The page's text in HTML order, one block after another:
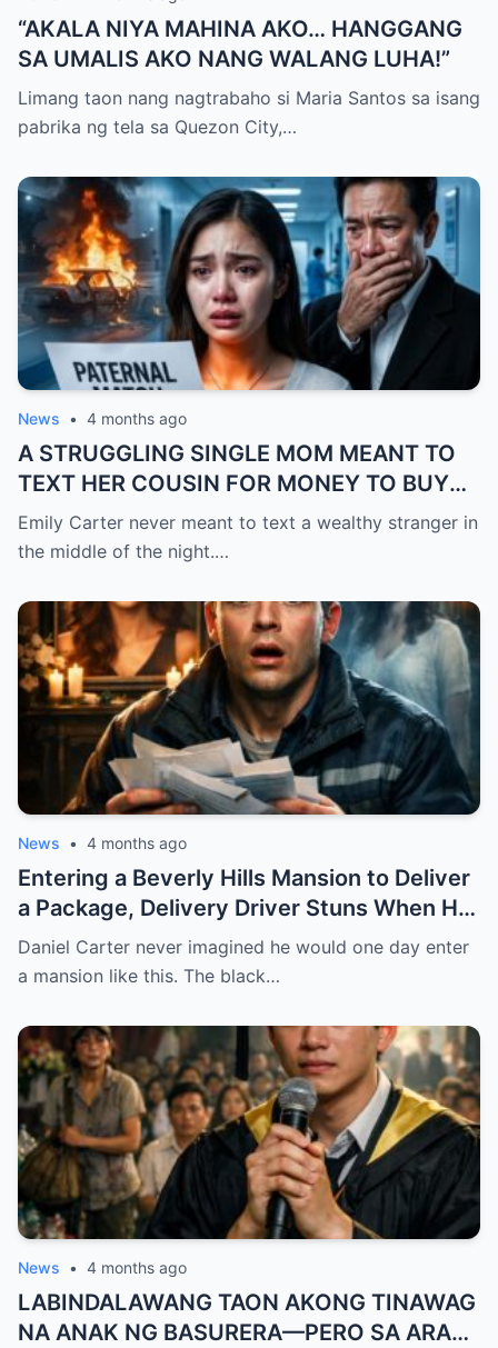
“AKALA NIYA MAHINA AKO… HANGGANG
SA UMALIS AKO NANG WALANG LUHA!”
Limang taon nang nagtrabaho si Maria Santos sa isang
pabrika ng tela sa Quezon City,…
News • 4 months ago
A STRUGGLING SINGLE MOM MEANT TO
TEXT HER COUSIN FOR MONEY TO BUY
FEVER MEDICINE FOR HER 4-YEAR-OLD
SON… BUT SHE SENT IT TO A BILLIONAIRE
AT HER DOOR, A FADED NECKLACE
AROUND HER NECK MADE HIS WORLD
STOP.
Emily Carter never meant to text a wealthy stranger in
the middle of the night.…
News • 4 months ago
Entering a Beverly Hills Mansion to Deliver
a Package, Delivery Driver Stuns When He
Sees a Photo That Looks Just Like His Wife
— A Terrifying Secret Is Revealed…
Daniel Carter never imagined he would one day enter
a mansion like this. The black…
News • 4 months ago
LABINDALAWANG TAON AKONG TINAWAG
NA ANAK NG BASURERA—PERO SA ARAW